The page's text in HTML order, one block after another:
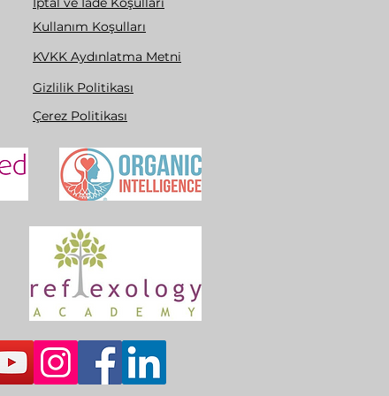
Kullanım Koşulları
KVKK Aydınlatma Metni
Gizlilik Politikası
Çerez Politikası